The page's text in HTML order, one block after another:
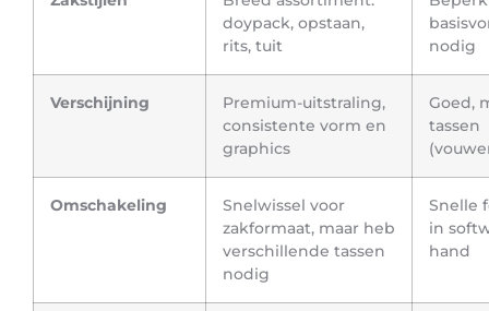
doypack, opstaan,
rits, tuit
nodig
Verschijning
Premium-uitstraling,
consistente vorm en
graphics
Goed,
tassen
Omschakeling
Snelwissel voor
zakformaat, maar heb
verschillende tassen
nodig
Snelle
in
hand